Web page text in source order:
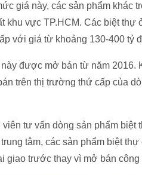
giá này, các sản phẩm khác
khu vực TP.HCM. Các biệt thự
với giá từ khoảng 130-400 tỷ
được mở bán từ năm 2016.
trên thị trường thứ cấp của
tư vấn dòng sản phẩm biệt
tâm, các sản phẩm biệt
giao trước thay vì mở bán công